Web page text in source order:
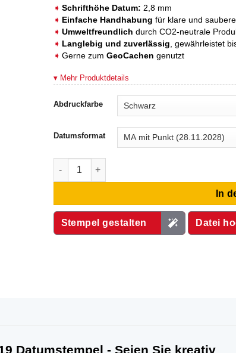
basierend
auf
Kundenbewertungen
Schrifthöhe Datum: 2,8 mm
Einfache Handhabung für klare und
Umweltfreundlich durch CO2-neutrale
Langlebig und zuverlässig , gewährleistet
Gerne zum GeoCachen genutzt
▾ Mehr Produktdetails
Abdruckfarbe
Datumsformat
Trodat Printy 46119 Datumstempel Menge
In
Stempel gestalten Datei
Datumstempel - Seien Sie kreativ